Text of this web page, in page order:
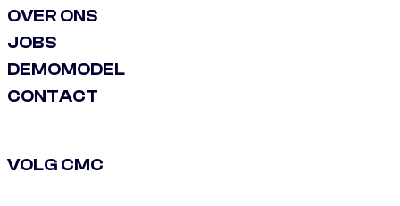
OVER ONS
JOBS
DEMOMODEL
CONTACT
VOLG CMC